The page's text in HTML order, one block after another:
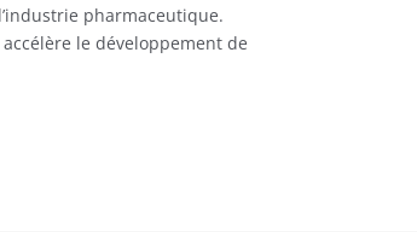
pharmaceutique.
le développement de